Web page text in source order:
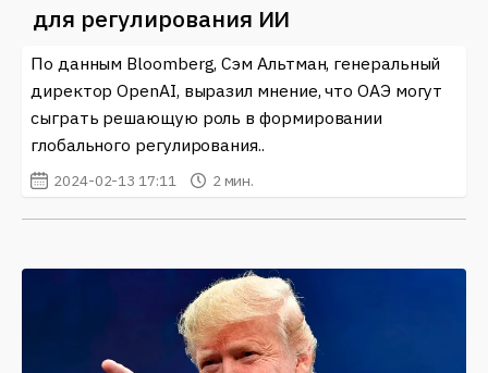
для регулирования ИИ
По данным Bloomberg, Сэм Альтман, генеральный
директор OpenAI, выразил мнение, что ОАЭ могут
сыграть решающую роль в формировании
глобального регулирования..
2024-02-13 17:11 2 мин.